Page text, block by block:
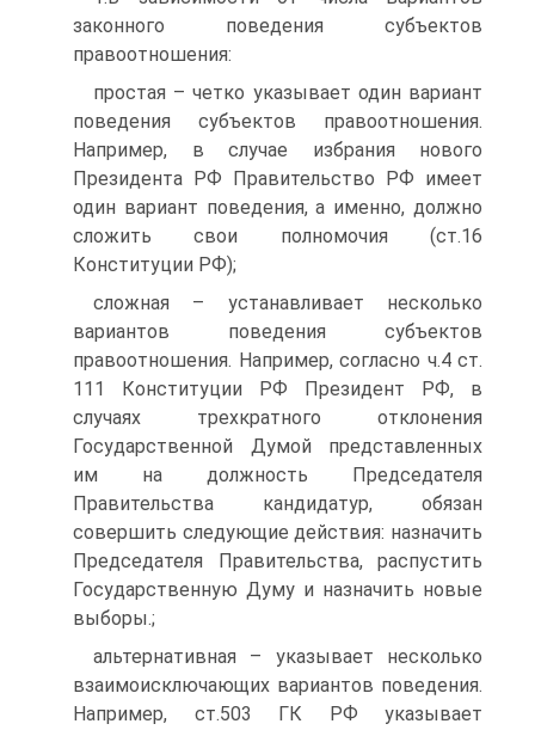
законного поведения субъектов
правоотношения:
простая – четко указывает один вариант
поведения субъектов правоотношения.
Например, в случае избрания нового
Президента РФ Правительство РФ имеет
один вариант поведения, а именно, должно
сложить свои полномочия (ст.16
Конституции РФ);
сложная – устанавливает несколько
вариантов поведения субъектов
правоотношения. Например, согласно ч.4 ст.
111 Конституции РФ Президент РФ, в
случаях трехкратного отклонения
Государственной Думой представленных
им на должность Председателя
Правительства кандидатур, обязан
совершить следующие действия: назначить
Председателя Правительства, распустить
Государственную Думу и назначить новые
выборы.;
альтернативная – указывает несколько
взаимоисключающих вариантов поведения.
Например, ст.503 ГК РФ указывает